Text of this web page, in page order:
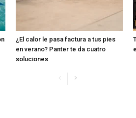
¿El calor le pasa factura a tus pies
en verano? Panter te da cuatro
soluciones